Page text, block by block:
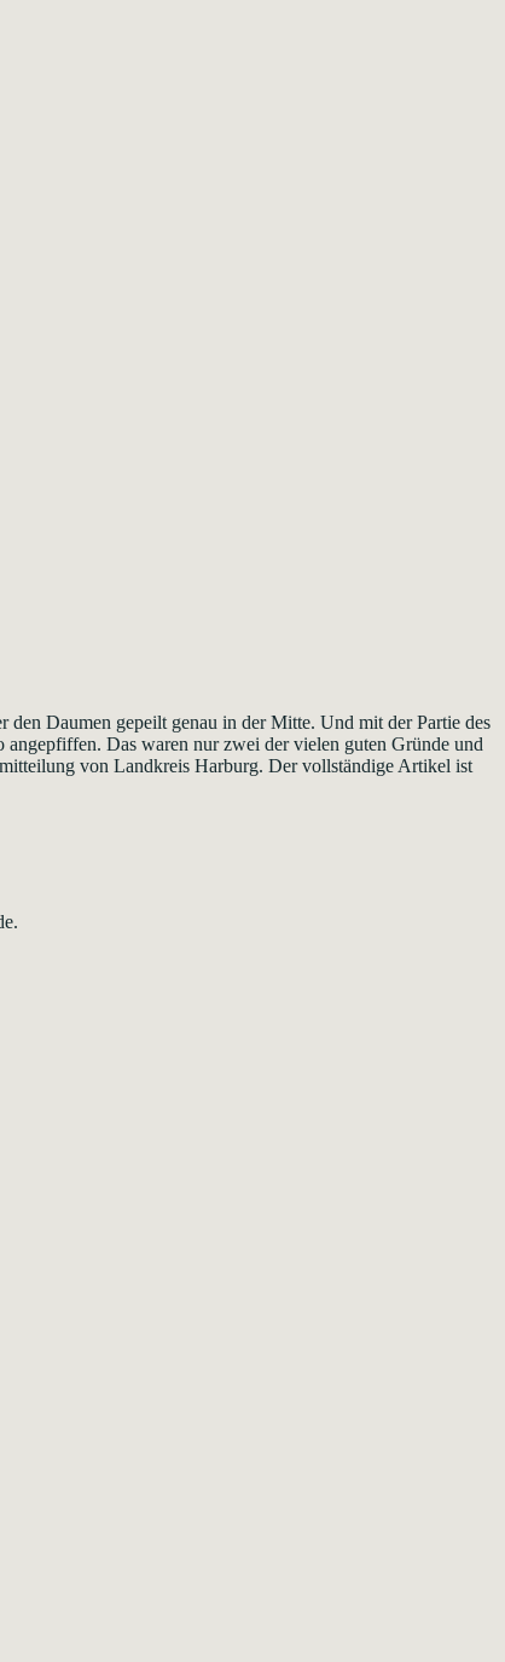
Daumen gepeilt genau in der Mitte. Und mit der Partie des
Das waren nur zwei der vielen guten Gründe und
von Landkreis Harburg. Der vollständige Artikel ist